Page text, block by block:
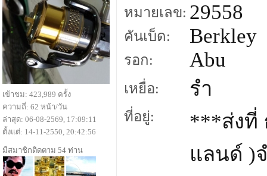
หมายเลข: 29558
คันเบ็ด: Berkley
รอก: Abu
เหยื่อ: รำ
ที่อยู่:
***ส่งที่
แลนด์ )
เข้าชม: 423,989 ครั้ง
ความถี่: 62 หน้า/วัน
ล่าสุด: 06-08-2569, 17:09:11
ตั้งแต่: 14-11-2550, 20:42:56
มีสมาชิกติดตาม 54 ท่าน